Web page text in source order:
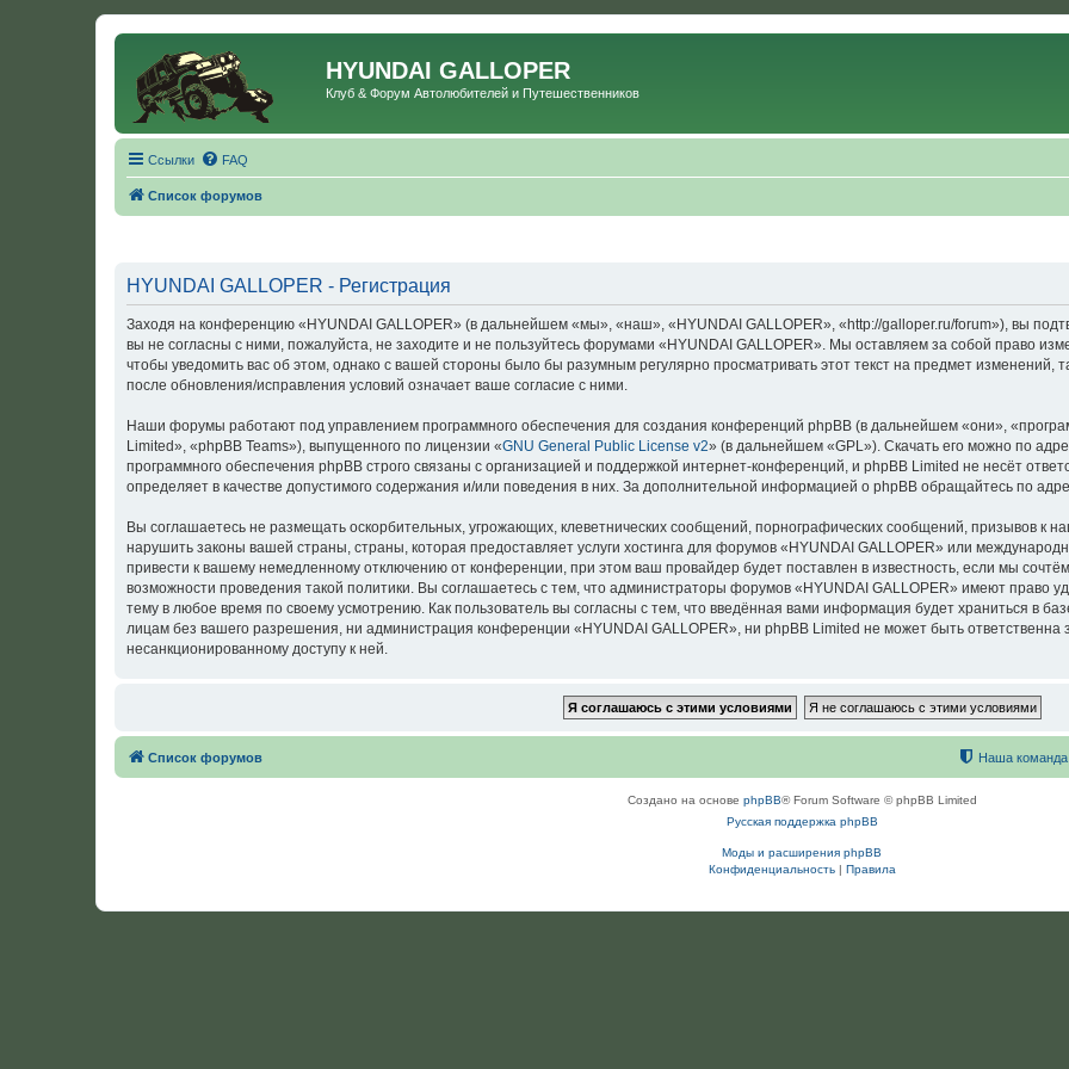
HYUNDAI GALLOPER
Клуб & Форум Автолюбителей и Путешественников
Ссылки FAQ
Список форумов
HYUNDAI GALLOPER - Регистрация
Заходя на конференцию «HYUNDAI GALLOPER» (в дальнейшем «мы», «наш», «HYUNDAI GALLOPER», «http://galloper.ru/forum»), вы
вы не согласны с ними, пожалуйста, не заходите и не пользуйтесь форумами «HYUNDAI GALLOPER». Мы оставляем за собой право
чтобы уведомить вас об этом, однако с вашей стороны было бы разумным регулярно просматривать этот текст на предмет изменений,
после обновления/исправления условий означает ваше согласие с ними.
Наши форумы работают под управлением программного обеспечения для создания конференций phpBB (в дальнейшем «они»,
Limited», «phpBB Teams»), выпущенного по лицензии «GNU General Public License v2» (в дальнейшем «GPL»). Скачать его можно по
программного обеспечения phpBB строго связаны с организацией и поддержкой интернет-конференций, и phpBB Limited не несёт
определяет в качестве допустимого содержания и/или поведения в них. За дополнительной информацией о phpBB обращайтесь по
Вы соглашаетесь не размещать оскорбительных, угрожающих, клеветнических сообщений, порнографических сообщений, призывов к
нарушить законы вашей страны, страны, которая предоставляет услуги хостинга для форумов «HYUNDAI GALLOPER» или
привести к вашему немедленному отключению от конференции, при этом ваш провайдер будет поставлен в известность, если мы
возможности проведения такой политики. Вы соглашаетесь с тем, что администраторы форумов «HYUNDAI GALLOPER» имеют право
тему в любое время по своему усмотрению. Как пользователь вы согласны с тем, что введённая вами информация будет храниться в
лицам без вашего разрешения, ни администрация конференции «HYUNDAI GALLOPER», ни phpBB Limited не может быть ответственна
несанкционированному доступу к ней.
Список форумов Наша команда
Создано на основе phpBB® Forum Software © phpBB Limited
Русская поддержка phpBB
Моды и расширения phpBB
Конфиденциальность| Правила